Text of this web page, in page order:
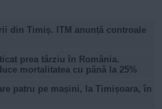
din Timiș. ITM anunță controale
prea târziu în România.
mortalitatea cu până la 25%
patru pe mașini, la Timișoara, în